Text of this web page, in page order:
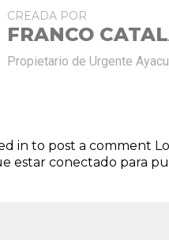
CREADA POR
FRANCO
Propietario de Urgente
in to post a comment
estar conectado para